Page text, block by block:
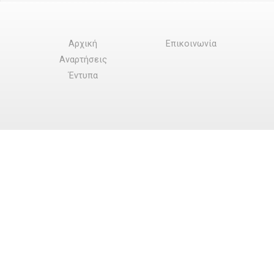
Αρχική
Αναρτήσεις
Έντυπα
Επικοινωνία